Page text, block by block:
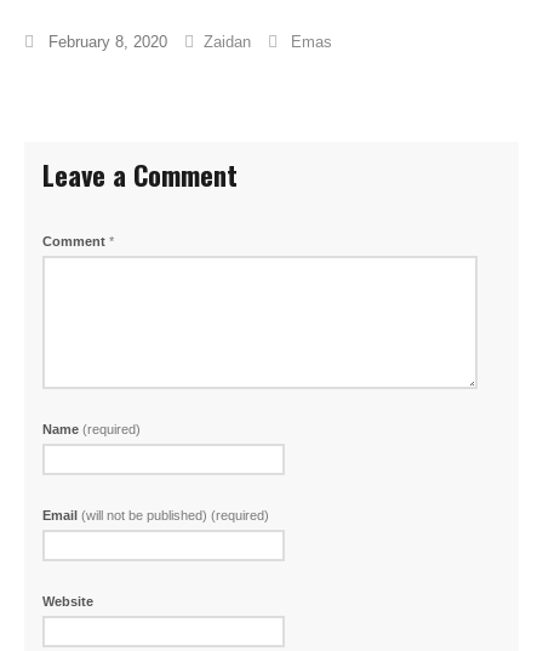
February 8, 2020 Zaidan Emas
Leave a Comment
Comment *
Name (required)
Email (will not be published) (required)
Website